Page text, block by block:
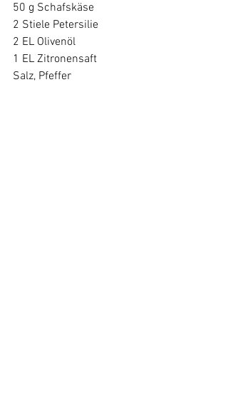
50 g Schafskäse
2 Stiele Petersilie
2 EL Olivenöl
1 EL Zitronensaft
Salz, Pfeffer